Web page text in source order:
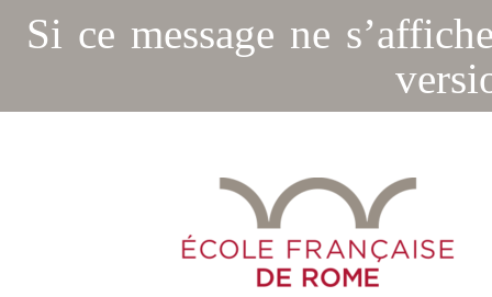
Si ce message ne